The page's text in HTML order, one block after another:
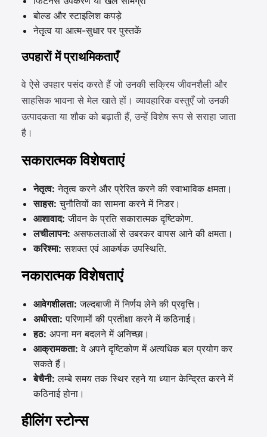
बोल्ड और स्टाइलिश कपड़े
नेतृत्व या आत्म-सुधार पर पुस्तकें
उपहारों में प्राथमिकताएँ
वे ऐसे उपहार पसंद करते हैं जो उनकी सक्रिय जीवनशैली और
साहसिक भावना से मेल खाते हों। व्यावहारिक वस्तुएँ जो उनकी
उत्पादकता या शौक को बढ़ाती हैं, उन्हें विशेष रूप से सराहा जाता
है।
सकारात्मक विशेषताएं
नेतृत्व: नेतृत्व करने और प्रेरित करने की स्वाभाविक क्षमता।
साहस: चुनौतियों का सामना करने में निडर।
आशावाद: जीवन के प्रति सकारात्मक दृष्टिकोण.
लचीलापन: असफलताओं से उबरकर वापस आने की क्षमता।
करिश्मा: सशक्त एवं आकर्षक उपस्थिति.
नकारात्मक विशेषताएं
आवेगशीलता: जल्दबाजी में निर्णय लेने की प्रवृत्ति।
अधीरता: परिणामों की प्रतीक्षा करने में कठिनाई।
हठ: अपना मन बदलने में अनिच्छा।
आक्रामकता: वे अपने दृष्टिकोण में अत्यधिक बल प्रयोग कर
सकते हैं।
बेचैनी: लम्बे समय तक स्थिर रहने या ध्यान केन्द्रित करने में
कठिनाई होना।
हीलिंग स्टोन्स